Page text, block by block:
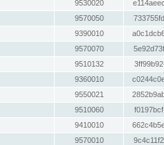
9530020
9570050
9390010
9570070
9510132
9360010
9550021
9510060
9410010
9570010